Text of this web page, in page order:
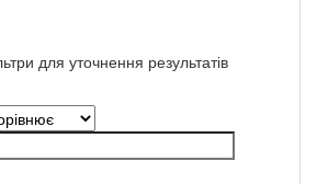
для уточнення результатів